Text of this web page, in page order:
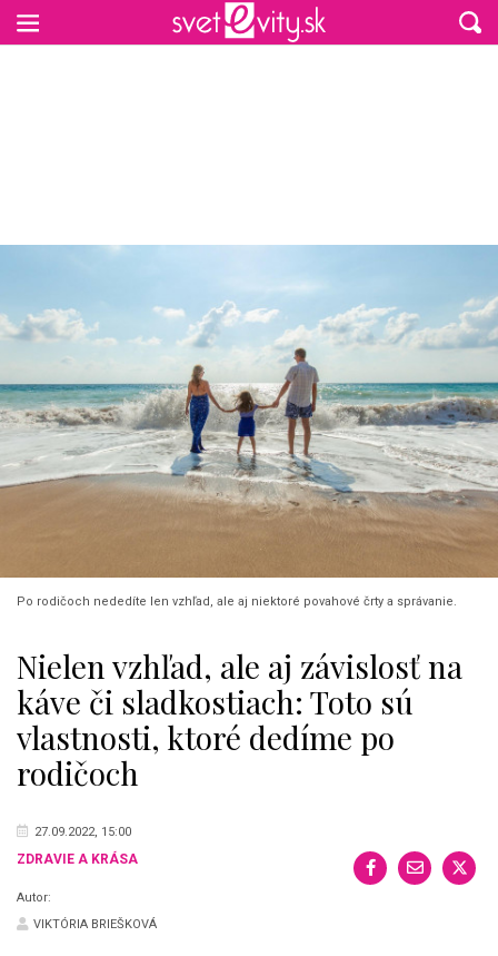
Po rodičoch nededíte len vzhľad, ale aj niektoré povahové črty a správanie.
Nielen vzhľad, ale aj závislosť na
káve či sladkostiach: Toto sú
vlastnosti, ktoré dedíme po
rodičoch
27.09.2022, 15:00
ZDRAVIE A KRÁSA
Autor:
VIKTÓRIA BRIEŠKOVÁ